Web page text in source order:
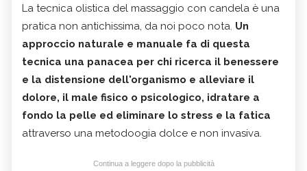
La tecnica olistica del massaggio con candela è una
pratica non antichissima, da noi poco nota. Un
approccio naturale e manuale fa di questa
tecnica una panacea per chi ricerca il benessere
e la distensione dell'organismo e alleviare il
dolore, il male fisico o psicologico, idratare a
fondo la pelle ed eliminare lo stress e la fatica
attraverso una metodoogia dolce e non invasiva.
Continua a leggere dopo la pubblicità